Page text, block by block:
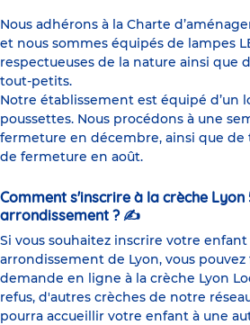
Nous adhérons à la Charte
et nous sommes équipés de lampes
respectueuses de la nature ainsi que
tout-petits.
Notre établissement est équipé d’un
poussettes. Nous procédons à une
fermeture en décembre, ainsi que de
de fermeture en août.
Comment s'inscrire à la crèche Lyon
arrondissement ? ✍
Si vous souhaitez inscrire votre
arrondissement de Lyon, vous pouvez
demande en ligne à la crèche Lyon
refus, d'autres crèches de notre
pourra accueillir votre enfant à une